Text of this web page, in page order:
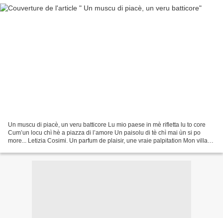
Un muscu di piacè, un veru batticore Lu mio paese in mè rifletta lu to core
Cum’un locu chì hè a piazza di l’amore Un paisolu di tè chì mai ùn si po
more... Letizia Cosimi. Un parfum de plaisir, une vraie palpitation Mon village